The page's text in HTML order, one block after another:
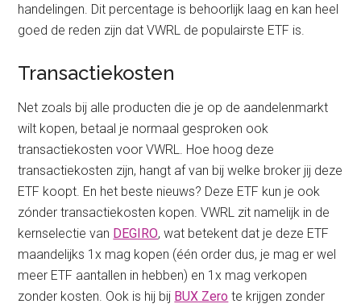
handelingen. Dit percentage is behoorlijk laag en kan heel
goed de reden zijn dat VWRL de populairste ETF is.
Transactiekosten
Net zoals bij alle producten die je op de aandelenmarkt
wilt kopen, betaal je normaal gesproken ook
transactiekosten voor VWRL. Hoe hoog deze
transactiekosten zijn, hangt af van bij welke broker jij deze
ETF koopt. En het beste nieuws? Deze ETF kun je ook
zónder transactiekosten kopen. VWRL zit namelijk in de
kernselectie van DEGIRO, wat betekent dat je deze ETF
maandelijks 1x mag kopen (één order dus, je mag er wel
meer ETF aantallen in hebben) en 1x mag verkopen
zonder kosten. Ook is hij bij BUX Zero te krijgen zonder